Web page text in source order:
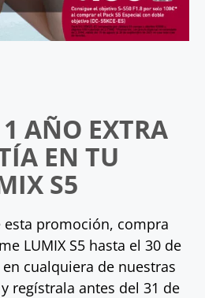
AÑO EXTRA
EN TU
S5
esta promoción, compra
LUMIX S5 hasta el 30 de
cualquiera de nuestras
regístrala antes del 31 de